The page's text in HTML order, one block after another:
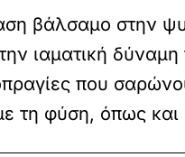
βάλσαμο στην
ιαματική
που
τη φύση, όπως και